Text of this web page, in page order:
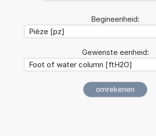
Begineenheid:
Gewenste eenheid: